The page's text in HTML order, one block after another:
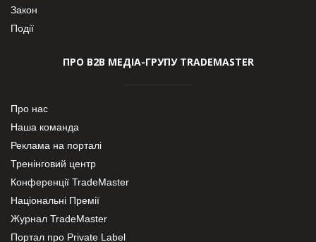
Закон
Події
ПРО В2В МЕДІА-ГРУПУ TRADEMASTER
Про нас
Наша команда
Реклама на порталі
Тренінговий центр
Конференції TradeMaster
Національні Премії
Журнал TradeMaster
Портал про Private Label